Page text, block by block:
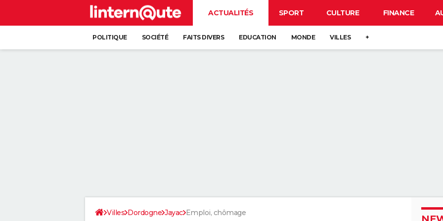
ACTUALITÉS SPORT CULTURE FINANCE
POLITIQUE SOCIÉTÉ FAITS DIVERS EDUCATION MONDE VILLES +
Villes Dordogne Jayac Emploi, chômage